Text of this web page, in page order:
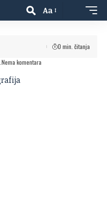
Aa
Nema komentara
0 min. čitanja